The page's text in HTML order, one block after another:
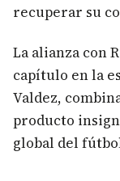
recuperar su
La alianza con
capítulo en la
Valdez,
producto
global del